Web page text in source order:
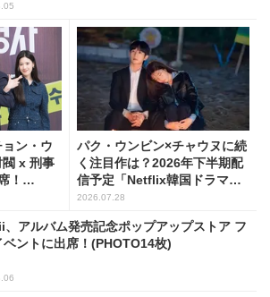
ン・ウ
閥 x 刑事
！
パク・ウンビン×チャウヌに続
く注目作は？2026年下半期配
信予定「Netflix韓国ドラマ」8
選
2026.07.28
アルバム発売記念ポップアップストア フ
ベントに出席！(PHOTO14枚)